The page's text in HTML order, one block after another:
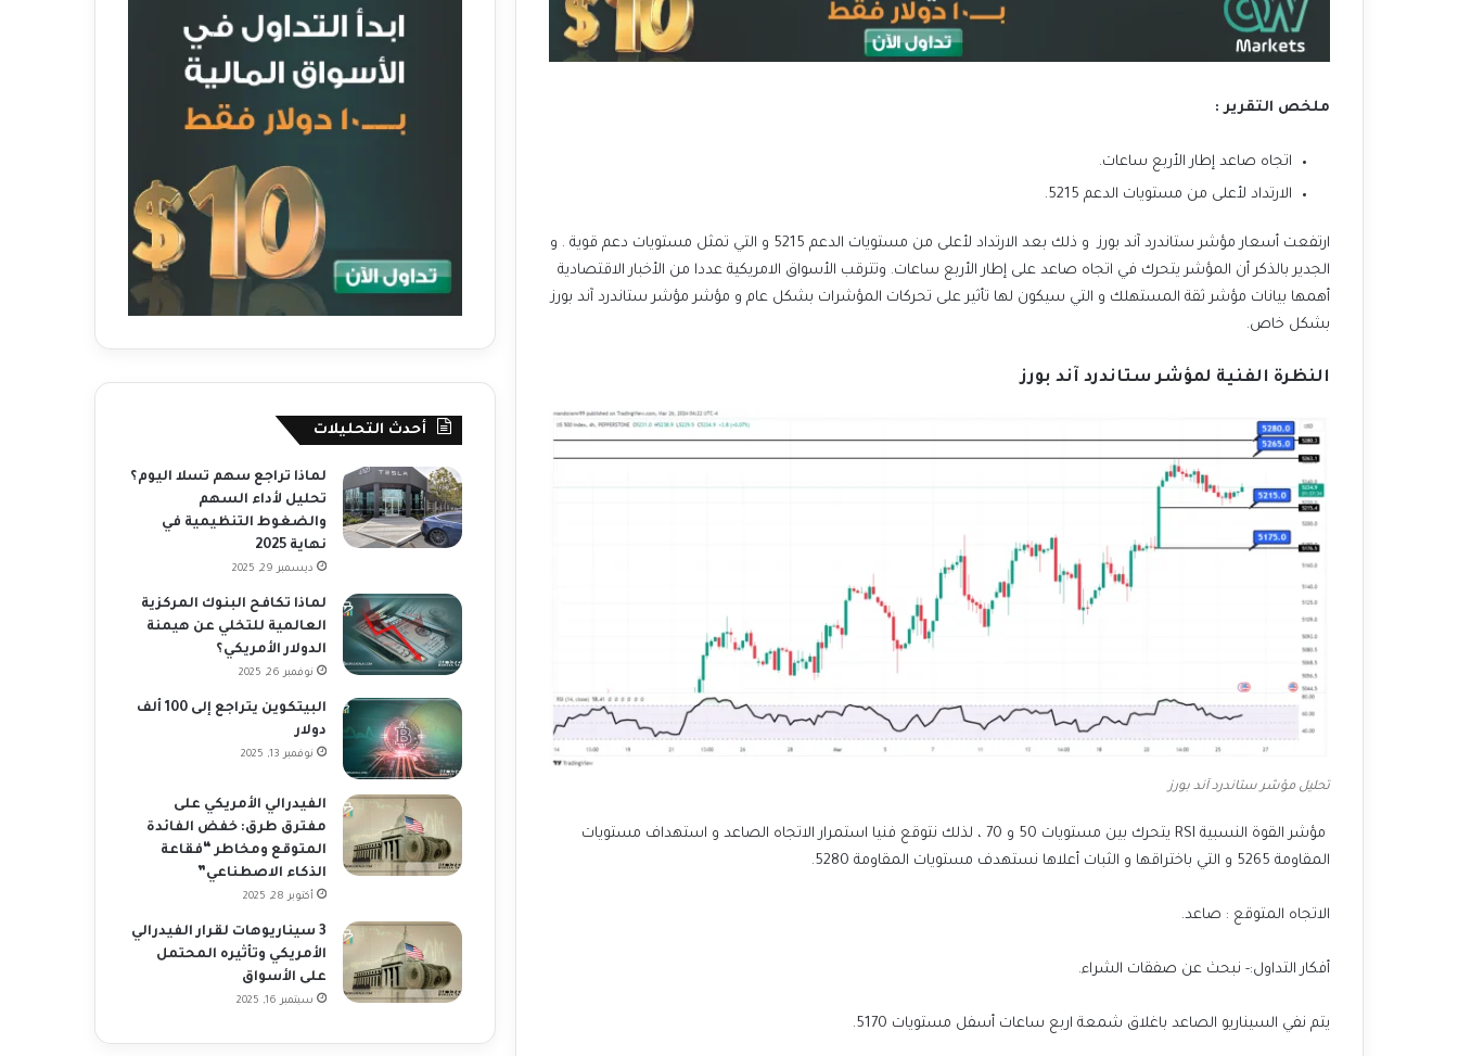
ملخص التقرير :
اتجاه صاعد إطار الأربع ساعات.
الارتداد لأعلى من مستويات الدعم 5215.
ارتفعت أسعار مؤشر ستاندرد آند بورز و ذلك بعد الارتداد لأعلى من مستويات الدعم 5215 و التي تمثل مستويات دعم قوية . و
الجدير بالذكر أن المؤشر يتحرك في اتجاه صاعد على إطار الأربع ساعات. وتترقب الأسواق الامريكية عددا من الأخبار الاقتصادية
أهمها بيانات مؤشر ثقة المستهلك و التي سيكون لها تأثير على تحركات المؤشرات بشكل عام و مؤشر مؤشر ستاندرد آند بورز
بشكل خاص.
النظرة الفنية لمؤشر ستاندرد آند بورز
تحليل مؤشر ستاندرد آند بورز
مؤشر القوة النسبية RSI يتحرك بين مستويات 50 و 70 ، لذلك نتوقع فنيا استمرار الاتجاه الصاعد و استهداف مستويات
المقاومة 5265 و التي باختراقها و الثبات أعلاها نستهدف مستويات المقاومة 5280.
الاتجاه المتوقع : صاعد.
أفكار التداول:- نبحث عن صفقات الشراء.
يتم نفي السيناريو الصاعد باغلاق شمعة اربع ساعات أسفل مستويات 5170.
أحدث التحليلات
لماذا تراجع سهم تسلا اليوم؟
تحليل لأداء السهم
والضغوط التنظيمية في
نهاية 2025
ديسمبر 29, 2025
لماذا تكافح البنوك المركزية
العالمية للتخلي عن هيمنة
الدولار الأمريكي؟
نوفمبر 26, 2025
البيتكوين يتراجع إلى 100 ألف
دولار
نوفمبر 13, 2025
الفيدرالي الأمريكي على
مفترق طرق: خفض الفائدة
المتوقع ومخاطر “فقاعة
الذكاء الاصطناعي”
أكتوبر 28, 2025
3 سيناريوهات لقرار الفيدرالي
الأمريكي وتأثيره المحتمل
على الأسواق
سبتمبر 16, 2025